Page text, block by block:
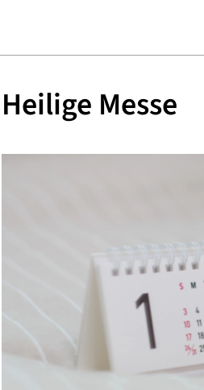
Heilige Messe